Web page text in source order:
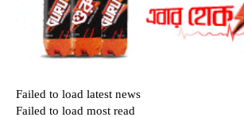
Failed to load latest news
Failed to load most read